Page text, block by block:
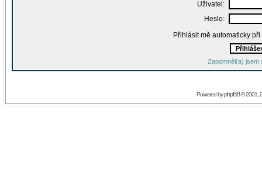
Uživatel:
Heslo:
Přihlásit mě automaticky
Zapomněl(a) jsem
Powered byphpBB© 2001,